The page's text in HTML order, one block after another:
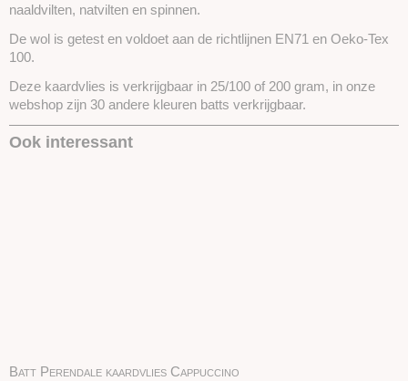
naaldvilten, natvilten en spinnen.
De wol is getest en voldoet aan de richtlijnen EN71 en Oeko-Tex
100.
Deze kaardvlies is verkrijgbaar in 25/100 of 200 gram, in onze
webshop zijn 30 andere kleuren batts verkrijgbaar.
Ook interessant
Batt Perendale kaardvlies Cappuccino